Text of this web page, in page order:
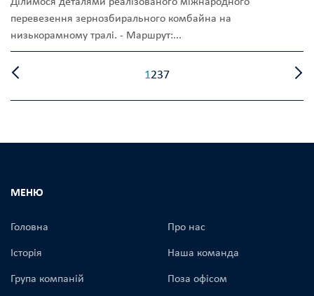
перевезення зернозбирального комбайна на
низькорамному тралі. - Маршрут:...
1237
МЕНЮ
Головна Про нас
Історія Наша команда
Група компаній Поза офісом